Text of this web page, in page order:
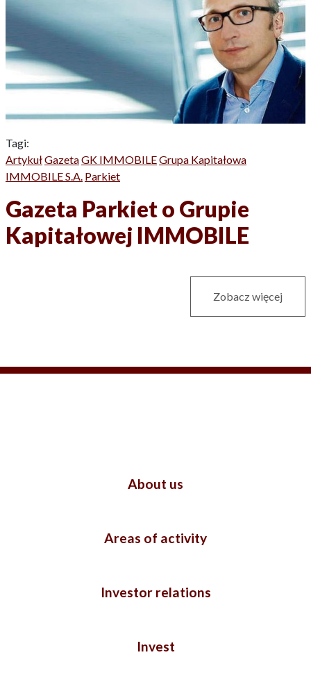
Tagi:
ArtykułGazetaGK IMMOBILEGrupa Kapitałowa
IMMOBILE S.A. Parkiet
Gazeta Parkiet o Grupie
Kapitałowej IMMOBILE
Zobacz więcej
About us
Areas of activity
Investor relations
Invest